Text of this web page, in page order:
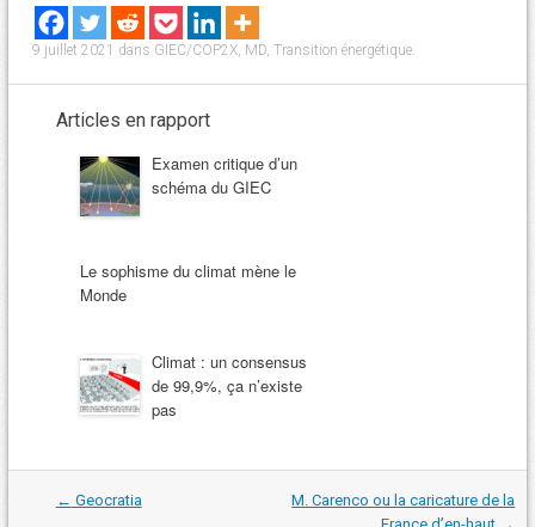
9 juillet 2021 dans GIEC/COP2X, MD, Transition énergétique.
Articles en rapport
Examen critique d’un
schéma du GIEC
Le sophisme du climat mène le
Monde
Climat : un consensus
de 99,9%, ça n’existe
pas
Navigation
dans
← Geocratia
M. Carenco ou la caricature de la